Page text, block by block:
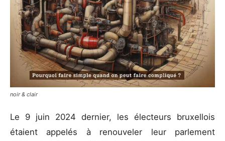
noir & clair
Le 9 juin 2024 dernier, les électeurs bruxellois
étaient appelés à renouveler leur parlement